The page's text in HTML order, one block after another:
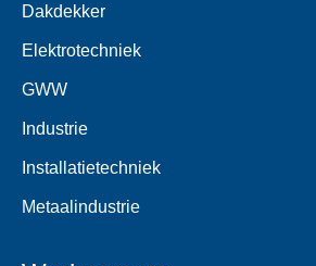
Dakdekker
Elektrotechniek
GWW
Industrie
Installatietechniek
Metaalindustrie